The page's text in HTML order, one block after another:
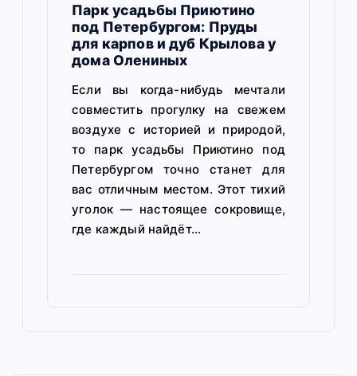
Парк усадьбы Приютино
под Петербургом: Пруды
для карпов и дуб Крылова у
дома Олениных
Если вы когда-нибудь мечтали
совместить прогулку на свежем
воздухе с историей и природой,
то парк усадьбы Приютино под
Петербургом точно станет для
вас отличным местом. Этот тихий
уголок — настоящее сокровище,
где каждый найдёт…